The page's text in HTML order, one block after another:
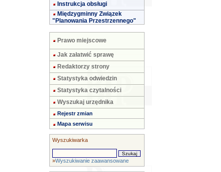
Instrukcja obsługi
Międzygminny Związek
"Planowania Przestrzennego"
Prawo miejscowe
Jak załatwić sprawę
Redaktorzy strony
Statystyka odwiedzin
Statystyka czytalności
Wyszukaj urzędnika
Rejestr zmian
Mapa serwisu
Wyszukiwarka
»Wyszukiwanie zaawansowane